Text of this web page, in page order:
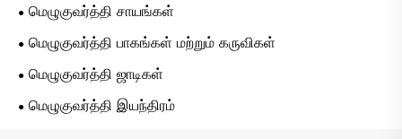
மெழுகுவர்த்தி சாயங்கள்
மெழுகுவர்த்தி பாகங்கள் மற்றும் கருவிகள்
மெழுகுவர்த்தி ஜாடிகள்
மெழுகுவர்த்தி இயந்திரம்